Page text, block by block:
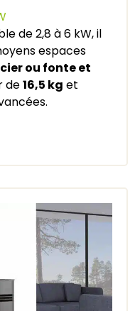
de 2,8 à 6 kW, il
espaces
ou fonte et
de16,5 kg et